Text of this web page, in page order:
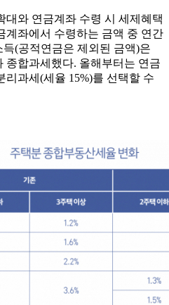
대와 연금계좌 수령 시 세제혜택
계좌에서 수령하는 금액 중 연간
(공적연금은 제외된 금액)은
종합과세했다. 올해부터는 연금
리과세(세율 15%)를 선택할 수